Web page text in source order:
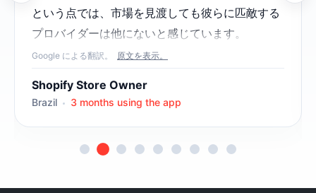
という点では、市場を見渡しても彼らに匹敵する
プロバイダーは他にないと感じています。
カスタマーサポートは傑出しています。よくある
機械的でマニュアル通りの対応とは異なり、
細やかで心からの親身な対応をしてくれますし、
で、まさに「共に歩むパートナー」として動
Google による翻訳。 原文を表示。
Shopify Store Owner
Brazil 3 months using the app